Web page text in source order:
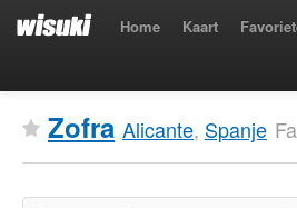
Home Kaart
Zofra Alicante, Spanje